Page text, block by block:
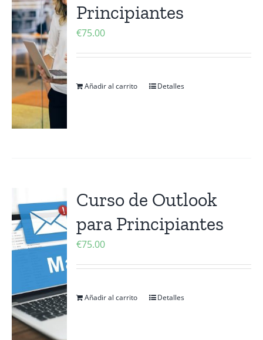
Principiantes
€75.00
Añadir al carrito Detalles
Curso de Outlook
para Principiantes
€75.00
Añadir al carrito Detalles